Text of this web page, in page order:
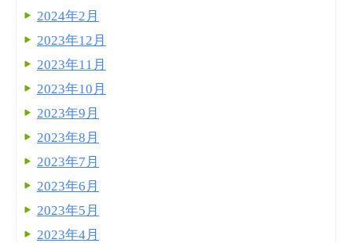
2024年2月
2023年12月
2023年11月
2023年10月
2023年9月
2023年8月
2023年7月
2023年6月
2023年5月
2023年4月